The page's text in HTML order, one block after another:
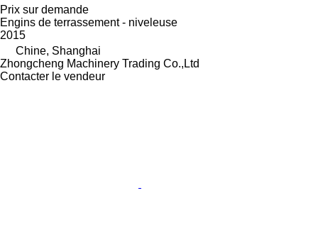
Prix sur demande
Engins de terrassement - niveleuse
2015
Chine, Shanghai
Zhongcheng Machinery Trading Co.,Ltd
Contacter le vendeur